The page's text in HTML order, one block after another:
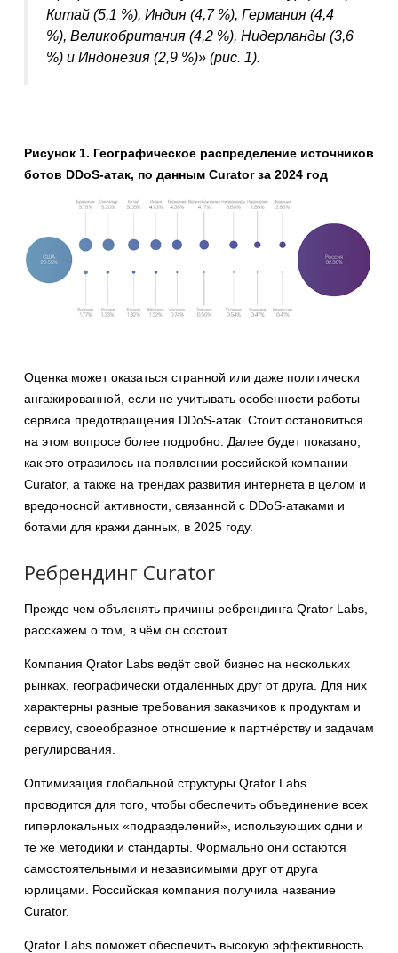
Китай (5,1 %), Индия (4,7 %), Германия (4,4
%), Великобритания (4,2 %), Нидерланды (3,6
%) и Индонезия (2,9 %)» (рис. 1).
Рисунок 1. Географическое распределение источников
ботов DDoS-атак, по данным Curator за 2024 год
Оценка может оказаться странной или даже политически
ангажированной, если не учитывать особенности работы
сервиса предотвращения DDoS-атак. Стоит остановиться
на этом вопросе более подробно. Далее будет показано,
как это отразилось на появлении российской компании
Curator, а также на трендах развития интернета в целом и
вредоносной активности, связанной с DDoS-атаками и
ботами для кражи данных, в 2025 году.
Ребрендинг Curator
Прежде чем объяснять причины ребрендинга Qrator Labs,
расскажем о том, в чём он состоит.
Компания Qrator Labs ведёт свой бизнес на нескольких
рынках, географически отдалённых друг от друга. Для них
характерны разные требования заказчиков к продуктам и
сервису, своеобразное отношение к партнёрству и задачам
регулирования.
Оптимизация глобальной структуры Qrator Labs
проводится для того, чтобы обеспечить объединение всех
гиперлокальных «подразделений», использующих одни и
те же методики и стандарты. Формально они остаются
самостоятельными и независимыми друг от друга
юрлицами. Российская компания получила название
Curator.
Qrator Labs поможет обеспечить высокую эффективность